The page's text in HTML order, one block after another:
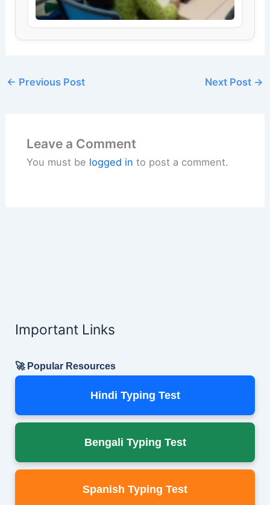
← Previous Post Next Post →
Leave a Comment
You must be logged in to post a comment.
Important Links
🚀 Popular Resources
Hindi Typing Test
Bengali Typing Test
Spanish Typing Test